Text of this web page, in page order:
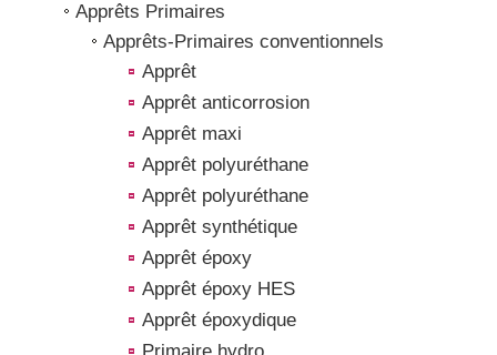
Apprêts Primaires
Apprêts-Primaires conventionnels
Apprêt
Apprêt anticorrosion
Apprêt maxi
Apprêt polyuréthane
Apprêt polyuréthane
Apprêt synthétique
Apprêt époxy
Apprêt époxy HES
Apprêt époxydique